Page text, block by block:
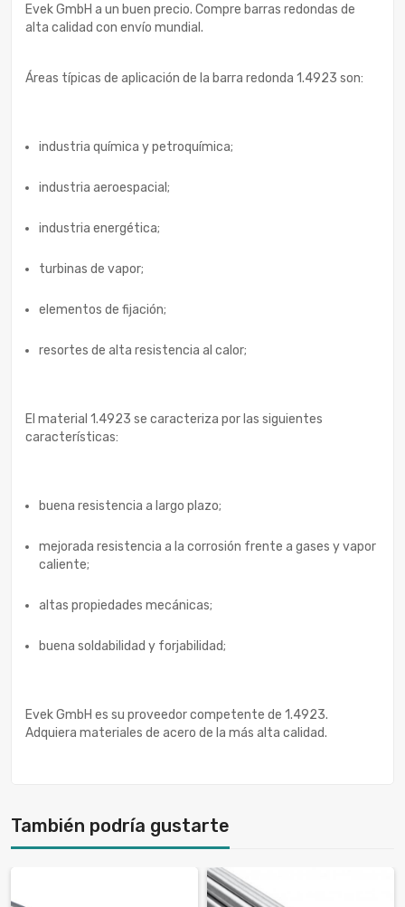
Evek GmbH a un buen precio. Compre barras redondas de
alta calidad con envío mundial.
Áreas típicas de aplicación de la barra redonda 1.4923 son:
industria química y petroquímica;
industria aeroespacial;
industria energética;
turbinas de vapor;
elementos de fijación;
resortes de alta resistencia al calor;
El material 1.4923 se caracteriza por las siguientes
características:
buena resistencia a largo plazo;
mejorada resistencia a la corrosión frente a gases y vapor
caliente;
altas propiedades mecánicas;
buena soldabilidad y forjabilidad;
Evek GmbH es su proveedor competente de 1.4923.
Adquiera materiales de acero de la más alta calidad.
También podría gustarte